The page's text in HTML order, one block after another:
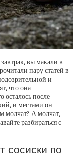
вы макали в
пару статей в
и
что она
осталось после
и местами он
молчат? А молчат,
разбираться с
сосиски по